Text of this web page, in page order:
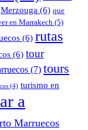
Merzouga (6) que
en Marrakech(5)
(6) rutas
(6) tour
(7) tours
(4) turismo en
a
Marruecos